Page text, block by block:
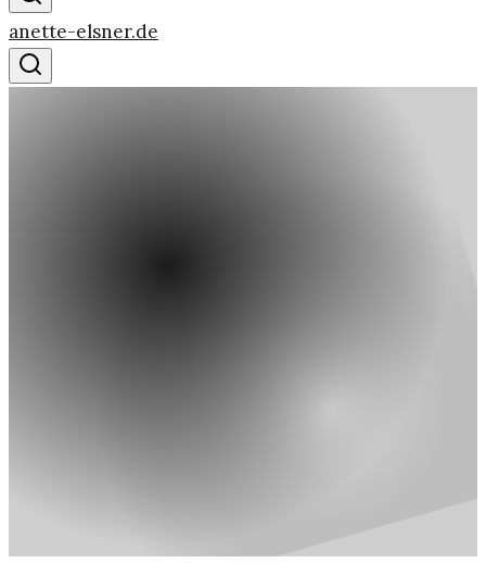
anette-elsner.de